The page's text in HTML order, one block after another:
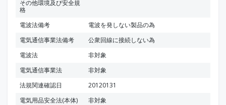
その他環境及び安全規
格
電波法備考
電波を発しない製品の為
電気通信事業法備考
公衆回線に接続しない為
電波法
非対象
電気通信事業法
非対象
法規関連確認日
20120131
電気用品安全法(本体)
非対象